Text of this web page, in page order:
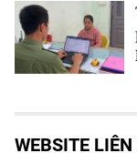
WEBSITE LIÊN